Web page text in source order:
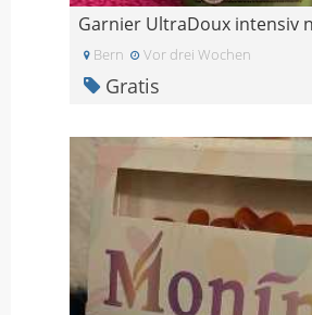
Bern Vor drei Wochen
Gratis